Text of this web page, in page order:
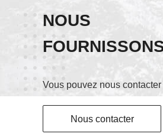
NOUS
LE MEILLEUR
SERVICE !
Nous contacter